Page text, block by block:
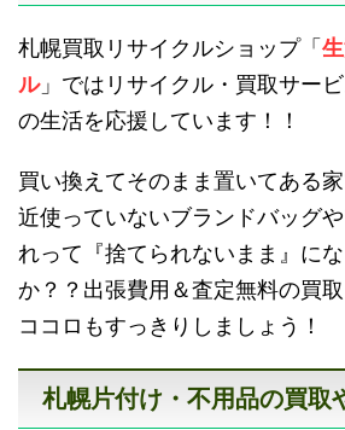
砂川不用品回収 帯
登別不用品回収
札幌買取リサイクルショップ「
ル」ではリサイクル・買取サー
の生活を応援しています！！
買い換えてそのまま置いてある
近使っていないブランドバッグ
れって『捨てられないまま』に
か？？出張費用＆査定無料の買
ココロもすっきりしましょう！
札幌片付け・不用品の買取